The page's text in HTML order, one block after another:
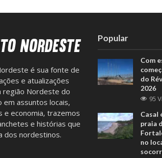
é sua fonte de
e atualizações
região Nordeste do
em assuntos locais,
e economia, trazemos
e histórias que
dos nordestinos.
Popular
Com
do
2026
95
Casal
praia
no